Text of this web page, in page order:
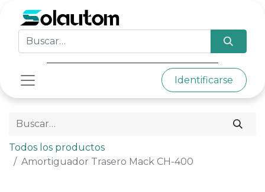
Identificarse
Todos los productos
Amortiguador Trasero Mack CH-400